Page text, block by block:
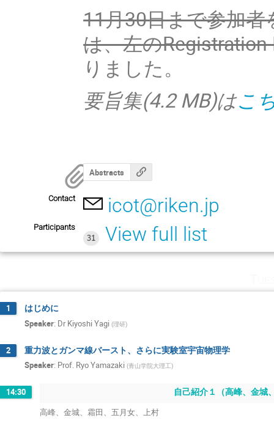
11月30日まで参加
は、左の
りました。
要旨集(4.2 MB)はこ
Abstracts
Contact icot@riken.jp
Participants
31
View full list
1 はじめに
Speaker: Dr Kiyoshi Yagi (理研)
2 重力波とガンマ線バースト、さらに実験室宇宙物理学
Speaker: Prof. Ryo Yamazaki (青山学院大理工)
14:30 自己紹介１（高峰、金城
高峰、金城、霜田、五月女、上村